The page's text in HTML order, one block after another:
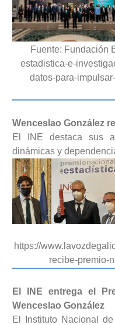
Fuente: Fundación
estadistica-e-
datos-para-
Wenceslao González
El INE destaca sus
dinámicas y
https://
recibe-premio-
El INE entrega el
Wenceslao González
El Instituto Nacional